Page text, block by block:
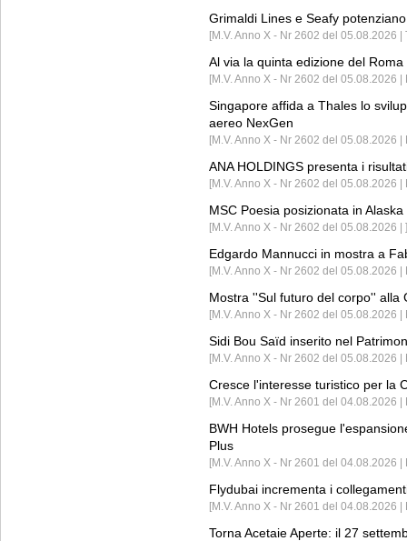
Grimaldi Lines e Seafy
[M.V. Anno X - Nr 2602 del 05.08.2026 |
Al via la quinta edizione del
[M.V. Anno X - Nr 2602 del 05.08.2026 |
Singapore affida a Thales lo
aereo NexGen
[M.V. Anno X - Nr 2602 del 05.08.2026
ANA HOLDINGS presenta i
[M.V. Anno X - Nr 2602 del 05.08.2026
MSC Poesia posizionata in
[M.V. Anno X - Nr 2602 del 05.08.2026 | ]
Edgardo Mannucci in mostra a
[M.V. Anno X - Nr 2602 del 05.08.2026 |
Mostra ''Sul futuro del corpo'' alla
[M.V. Anno X - Nr 2602 del 05.08.2026
Sidi Bou Saïd inserito nel
[M.V. Anno X - Nr 2602 del 05.08.2026
Cresce l'interesse turistico per la
[M.V. Anno X - Nr 2601 del 04.08.2026 |
BWH Hotels prosegue
Plus
[M.V. Anno X - Nr 2601 del 04.08.2026 |
Flydubai incrementa i
[M.V. Anno X - Nr 2601 del 04.08.2026 |
Torna Acetaie Aperte: il 27